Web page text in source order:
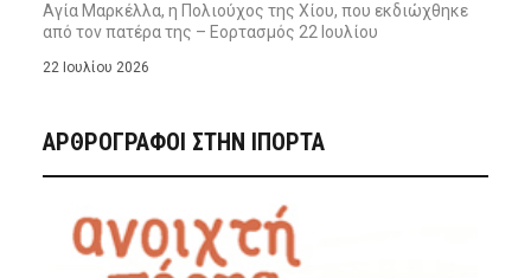
Αγία Μαρκέλλα, η Πολιούχος της Χίου, που εκδιώχθηκε
από τον πατέρα της – Εορτασμός 22 Ιουλίου
22 Ιουλίου 2026
ΑΡΘΡΟΓΡΑΦΟΙ ΣΤΗΝ IΠΟΡΤΑ